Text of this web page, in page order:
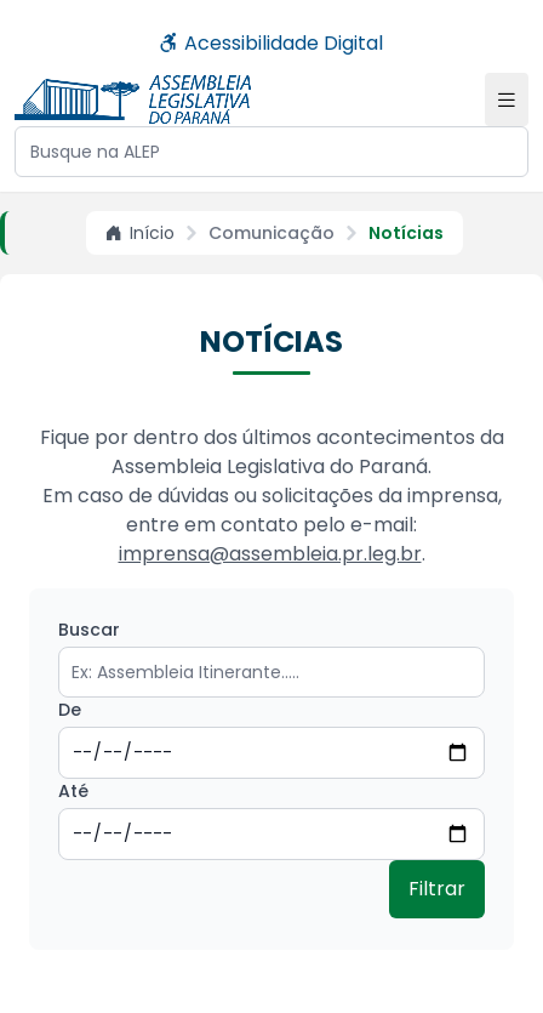
Acessibilidade Digital
Buscar no site da ALEP
Início Comunicação Notícias
NOTÍCIAS
Fique por dentro dos últimos acontecimentos da
Assembleia Legislativa do Paraná.
Em caso de dúvidas ou solicitações da imprensa,
entre em contato pelo e-mail:
imprensa@assembleia.pr.leg.br.
Buscar
De
Até
Filtrar